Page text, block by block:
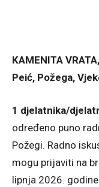
KAMENITA
Peić, Požega,
1 djelatnika/
određeno puno
Požegi. Radno
mogu prijaviti na
lipnja 2026.